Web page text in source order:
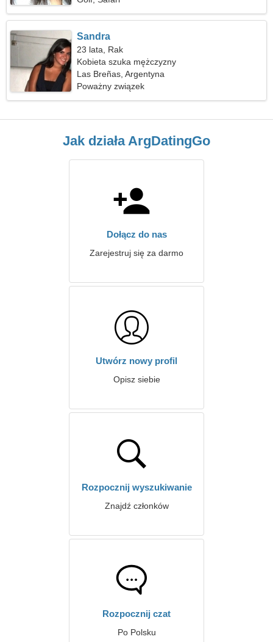
Sandra
23 lata, Rak
Kobieta szuka mężczyzny
Las Breñas, Argentyna
Poważny związek
Jak działa ArgDatingGo
Dołącz do nas
Zarejestruj się za darmo
Utwórz nowy profil
Opisz siebie
Rozpocznij wyszukiwanie
Znajdź członków
Rozpocznij czat
Po Polsku